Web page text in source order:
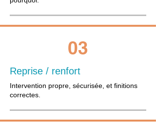
03
Reprise / renfort
Intervention propre, sécurisée, et finitions
correctes.